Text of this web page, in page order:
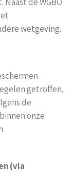
wetgeving.
getroffen.
de
onze
(via